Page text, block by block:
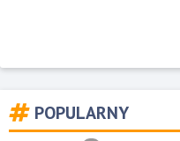
POPULARNY